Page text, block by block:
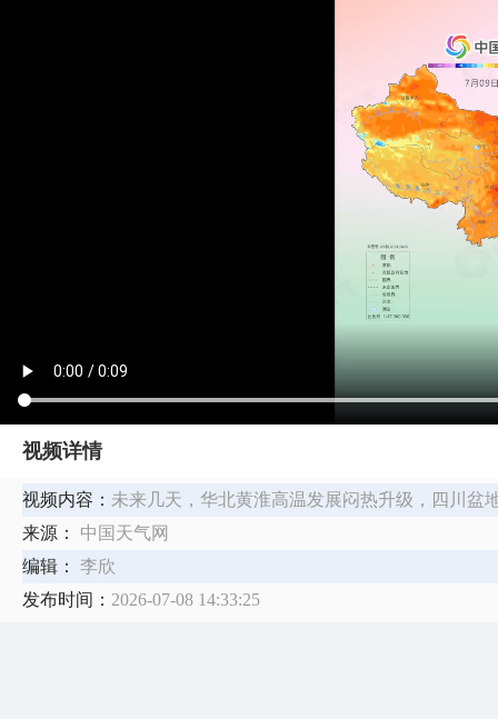
视频详情
视频内容： 未来几天，华北黄淮高温发展闷热升级，四川盆
来源：
中国天气网
编辑：
李欣
发布时间： 2026-07-08 14:33:25